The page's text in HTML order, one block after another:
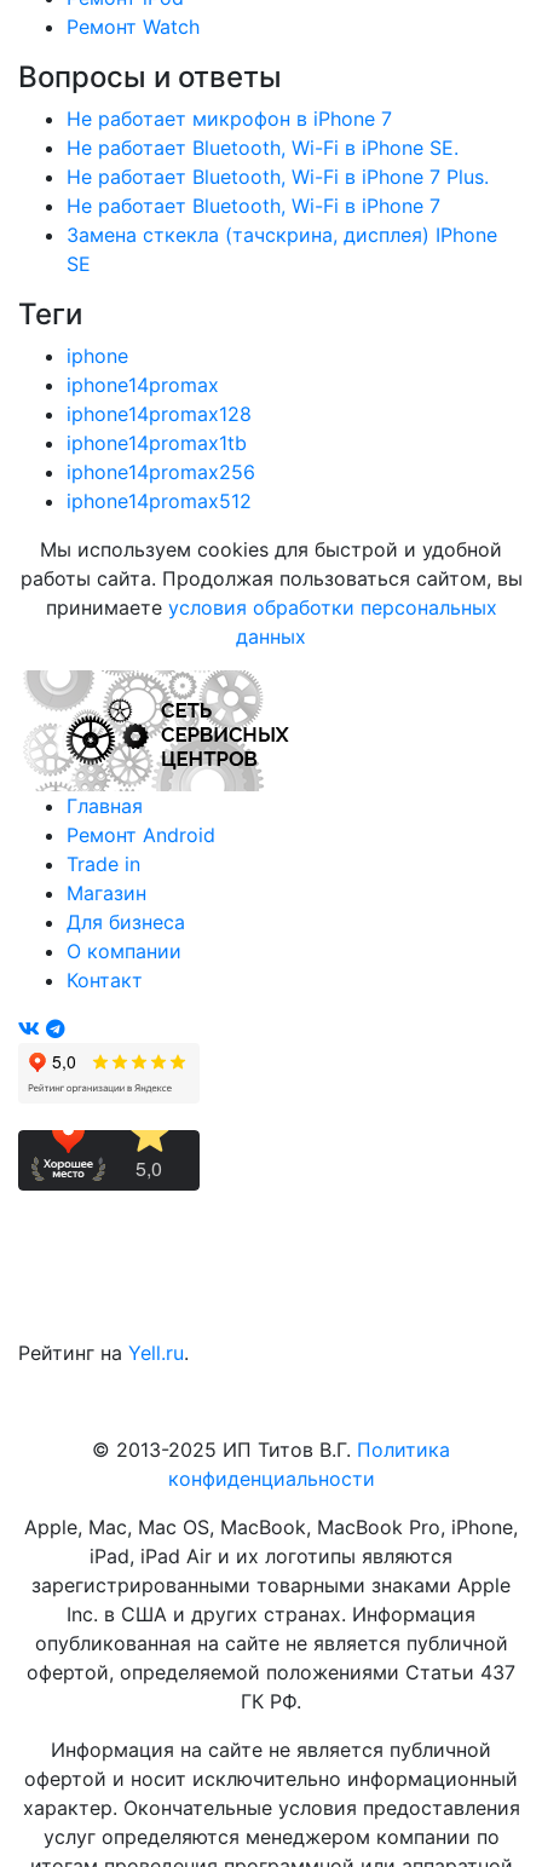
Ремонт Watch
Вопросы и ответы
Не работает микрофон в iPhone 7
Не работает Bluetooth, Wi-Fi в iPhone SE.
Не работает Bluetooth, Wi-Fi в iPhone 7 Plus.
Не работает Bluetooth, Wi-Fi в iPhone 7
Замена сткекла (тачскрина, дисплея) IPhone
SE
Теги
iphone
iphone14promax
iphone14promax128
iphone14promax1tb
iphone14promax256
iphone14promax512
Мы используем cookies для быстрой и удобной
работы сайта. Продолжая пользоваться сайтом, вы
принимаете условия обработки персональных
данных
Главная
Ремонт Android
Trade in
Магазин
Для бизнеса
О компании
Контакт
Рейтинг на Yell.ru.
© 2013-2025 ИП Титов В.Г. Политика
конфиденциальности
Apple, Mac, Mac OS, MacBook, MacBook Pro, iPhone,
iPad, iPad Air и их логотипы являются
зарегистрированными товарными знаками Apple
Inc. в США и других странах. Информация
опубликованная на сайте не является публичной
офертой, определяемой положениями Статьи 437
ГК РФ.
Информация на сайте не является публичной
офертой и носит исключительно информационный
характер. Окончательные условия предоставления
услуг определяются менеджером компании по